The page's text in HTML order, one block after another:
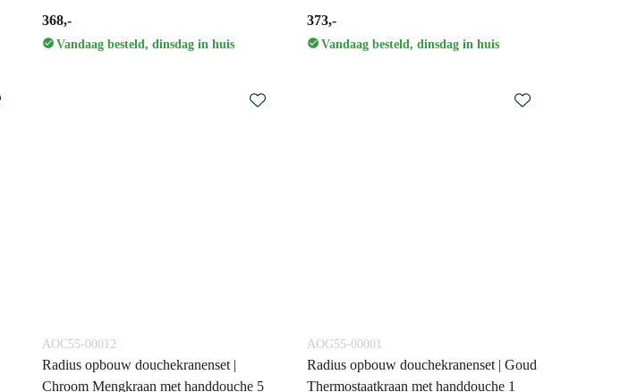
368,-
Vandaag besteld, dinsdag in huis
373,-
Vandaag besteld, dinsdag in huis
AOC55-00012
Radius opbouw douchekranenset |
Chroom Mengkraan met handdouche 5
AOG55-00001
Radius opbouw douchekranenset | Goud
Thermostaatkraan met handdouche 1